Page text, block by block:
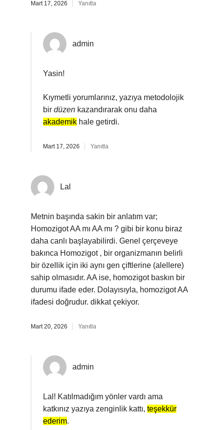
Mart 17, 2026 Yanıtla
admin
Yasin!
Kıymetli yorumlarınız, yazıya metodolojik
bir düzen kazandırarak onu daha
akademik hale getirdi.
Mart 17, 2026 Yanıtla
Lal
Metnin başında sakin bir anlatım var;
Homozigot AA mı AA mı ? gibi bir konu biraz
daha canlı başlayabilirdi. Genel çerçeveye
bakınca Homozigot , bir organizmanın belirli
bir özellik için iki aynı gen çiftlerine (alellere)
sahip olmasıdır. AA ise, homozigot baskın bir
durumu ifade eder. Dolayısıyla, homozigot AA
ifadesi doğrudur. dikkat çekiyor.
Mart 20, 2026 Yanıtla
admin
Lal! Katılmadığım yönler vardı ama
katkınız yazıya zenginlik kattı, teşekkür
ederim.